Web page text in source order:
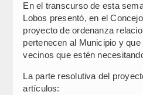
En el transcurso de esta
Lobos presentó, en el
proyecto de ordenanza
pertenecen al Municipio y
vecinos que estén
La parte resolutiva del
artículos: